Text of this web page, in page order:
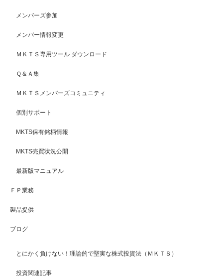
メンバーズ参加
メンバー情報変更
ＭＫＴＳ専用ツール ダウンロード
Ｑ＆Ａ集
ＭＫＴＳメンバーズコミュニティ
個別サポート
MKTS保有銘柄情報
MKTS売買状況公開
最新版マニュアル
ＦＰ業務
製品提供
ブログ
とにかく負けない！理論的で堅実な株式投資法（ＭＫＴＳ）
投資関連記事